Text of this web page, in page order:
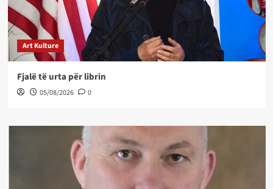
Art Kulture
Fjalë të urta për librin
05/08/2026 0